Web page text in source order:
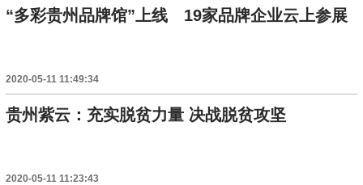
“多彩贵州品牌馆”上线 19家品牌企业云上参展
2020-05-11 11:49:34
贵州紫云：充实脱贫力量 决战脱贫攻坚
2020-05-11 11:23:43